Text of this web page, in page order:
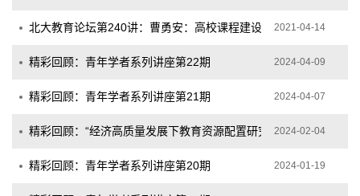
北大教育论坛第240讲：曹勇安：高校课程建设的原则、方法与评
2021-04-14
精彩回顾：青年学者系列讲座第22期 2024-04-09
精彩回顾：青年学者系列讲座第21期 2024-04-07
精彩回顾：“经济高质量发展下教育资源配置研究”研讨会成功举办
2024-02-04
精彩回顾：青年学者系列讲座第20期 2024-01-19